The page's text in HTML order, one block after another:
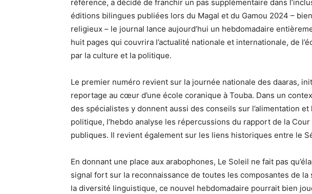
référence, a décidé de franchir un pas supplémentaire dans
éditions bilingues publiées lors du Magal et du Gamou 2024 –
religieux – le journal lance aujourd’hui un hebdomadaire
huit pages qui couvrira l’actualité nationale et internationale, de
par la culture et la politique.
Le premier numéro revient sur la journée nationale des daaras,
reportage au cœur d’une école coranique à Touba. Dans un
des spécialistes y donnent aussi des conseils sur l’alimentation
politique, l’hebdo analyse les répercussions du rapport de la
publiques. Il revient également sur les liens historiques entre le
En donnant une place aux arabophones, Le Soleil ne fait pas
signal fort sur la reconnaissance de toutes les composantes de
la diversité linguistique, ce nouvel hebdomadaire pourrait bien